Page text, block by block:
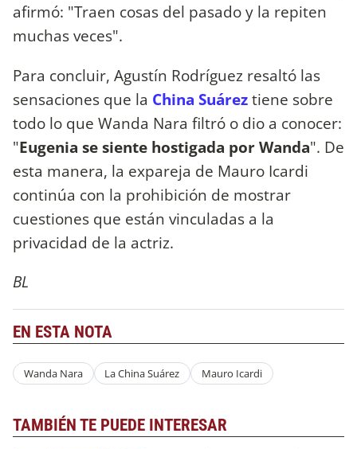
afirmó: "Traen cosas del pasado y la repiten
muchas veces".
Para concluir, Agustín Rodríguez resaltó las
sensaciones que la China Suáreztiene sobre
todo lo que Wanda Nara filtró o dio a conocer:
"Eugenia se siente hostigada por Wanda". De
esta manera, la expareja de Mauro Icardi
continúa con la prohibición de mostrar
cuestiones que están vinculadas a la
privacidad de la actriz.
BL
EN ESTA NOTA
Wanda Nara La China Suárez Mauro Icardi
TAMBIÉN TE PUEDE INTERESAR